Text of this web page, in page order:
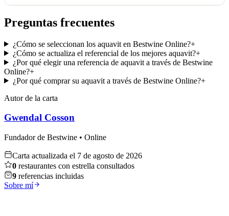
Preguntas frecuentes
¿Cómo se seleccionan los aquavit en Bestwine Online?+
¿Cómo se actualiza el referencial de los mejores aquavit?+
¿Por qué elegir una referencia de aquavit a través de Bestwine
Online?+
¿Por qué comprar su aquavit a través de Bestwine Online?+
Autor de la carta
Gwendal Cosson
Fundador de Bestwine • Online
Carta actualizada el 7 de agosto de 2026
0 restaurantes con estrella consultados
9 referencias incluidas
Sobre mí